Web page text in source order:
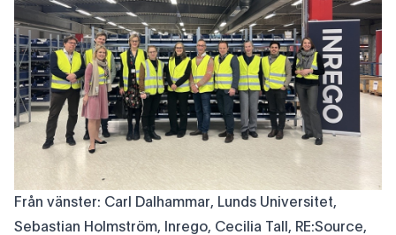
Från vänster: Carl Dalhammar, Lunds Universitet,
Sebastian Holmström, Inrego, Cecilia Tall, RE:Source,